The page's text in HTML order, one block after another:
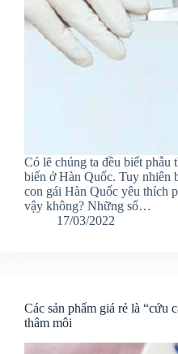
Có lẽ chúng ta đều biết phẫu
biến ở Hàn Quốc. Tuy nhiên
con gái Hàn Quốc yêu thích
vậy không? Những số…
17/03/2022
Các sản phẩm giá rẻ là “cứu
thâm môi